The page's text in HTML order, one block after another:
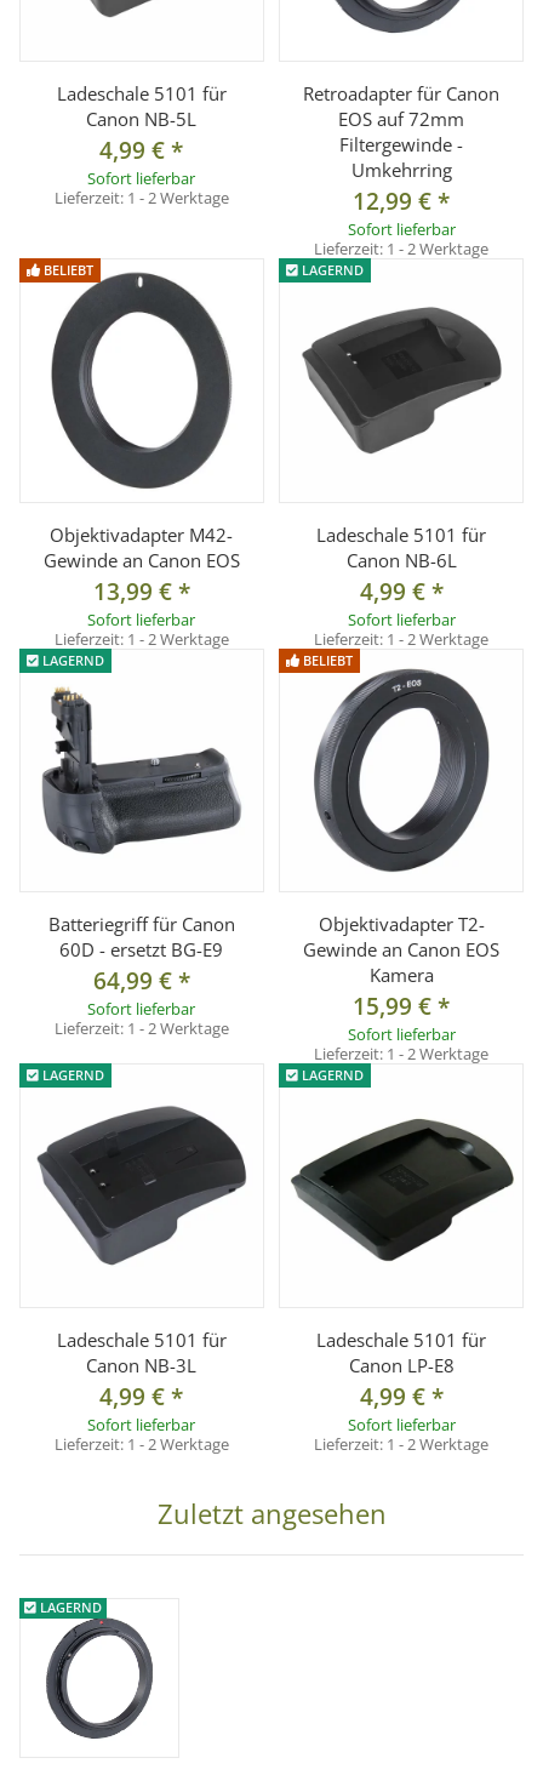
Ladeschale 5101 für
Canon NB-5L
4,99 €*
Sofort lieferbar
Lieferzeit: 1 - 2 Werktage
Retroadapter für Canon
EOS auf 72mm
Filtergewinde -
Umkehrring
12,99 €*
Sofort lieferbar
Lieferzeit: 1 - 2 Werktage
BELIEBT
Objektivadapter M42-
Gewinde an Canon EOS
13,99 €*
Sofort lieferbar
Lieferzeit: 1 - 2 Werktage
LAGERND
Ladeschale 5101 für
Canon NB-6L
4,99 €*
Sofort lieferbar
Lieferzeit: 1 - 2 Werktage
LAGERND
Batteriegriff für Canon
60D - ersetzt BG-E9
64,99 €*
Sofort lieferbar
Lieferzeit: 1 - 2 Werktage
BELIEBT
Objektivadapter T2-
Gewinde an Canon EOS
Kamera
15,99 €*
Sofort lieferbar
Lieferzeit: 1 - 2 Werktage
LAGERND
Ladeschale 5101 für
Canon NB-3L
4,99 €*
Sofort lieferbar
Lieferzeit: 1 - 2 Werktage
LAGERND
Ladeschale 5101 für
Canon LP-E8
4,99 €*
Sofort lieferbar
Lieferzeit: 1 - 2 Werktage
Zuletzt angesehen
LAGERND